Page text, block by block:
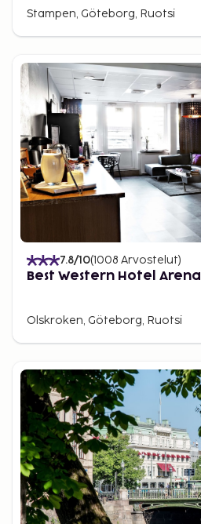
Stampen, Göteborg, Ruotsi
7.8/10(1008 Arvostelut)
Best Western Hotel Arena
Olskroken, Göteborg, Ruotsi